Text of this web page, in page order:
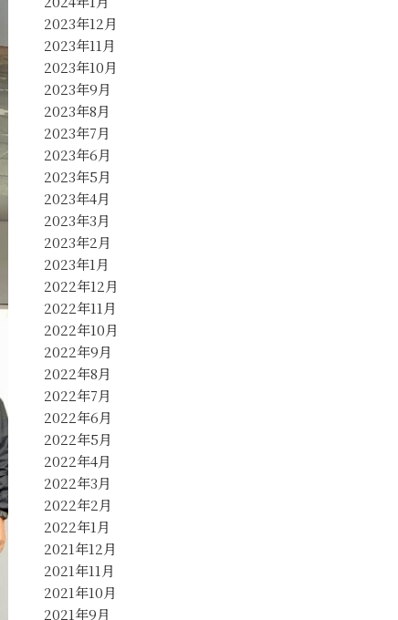
2023年12月
2023年11月
2023年10月
2023年9月
2023年8月
2023年7月
2023年6月
2023年5月
2023年4月
2023年3月
2023年2月
2023年1月
2022年12月
2022年11月
2022年10月
2022年9月
2022年8月
2022年7月
2022年6月
2022年5月
2022年4月
2022年3月
2022年2月
2022年1月
2021年12月
2021年11月
2021年10月
2021年9月